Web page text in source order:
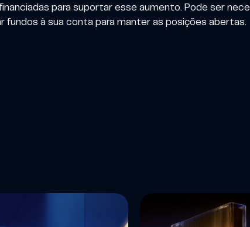
para suportar esse aumento. Pode ser
fundos à sua conta para manter as posições abertas.